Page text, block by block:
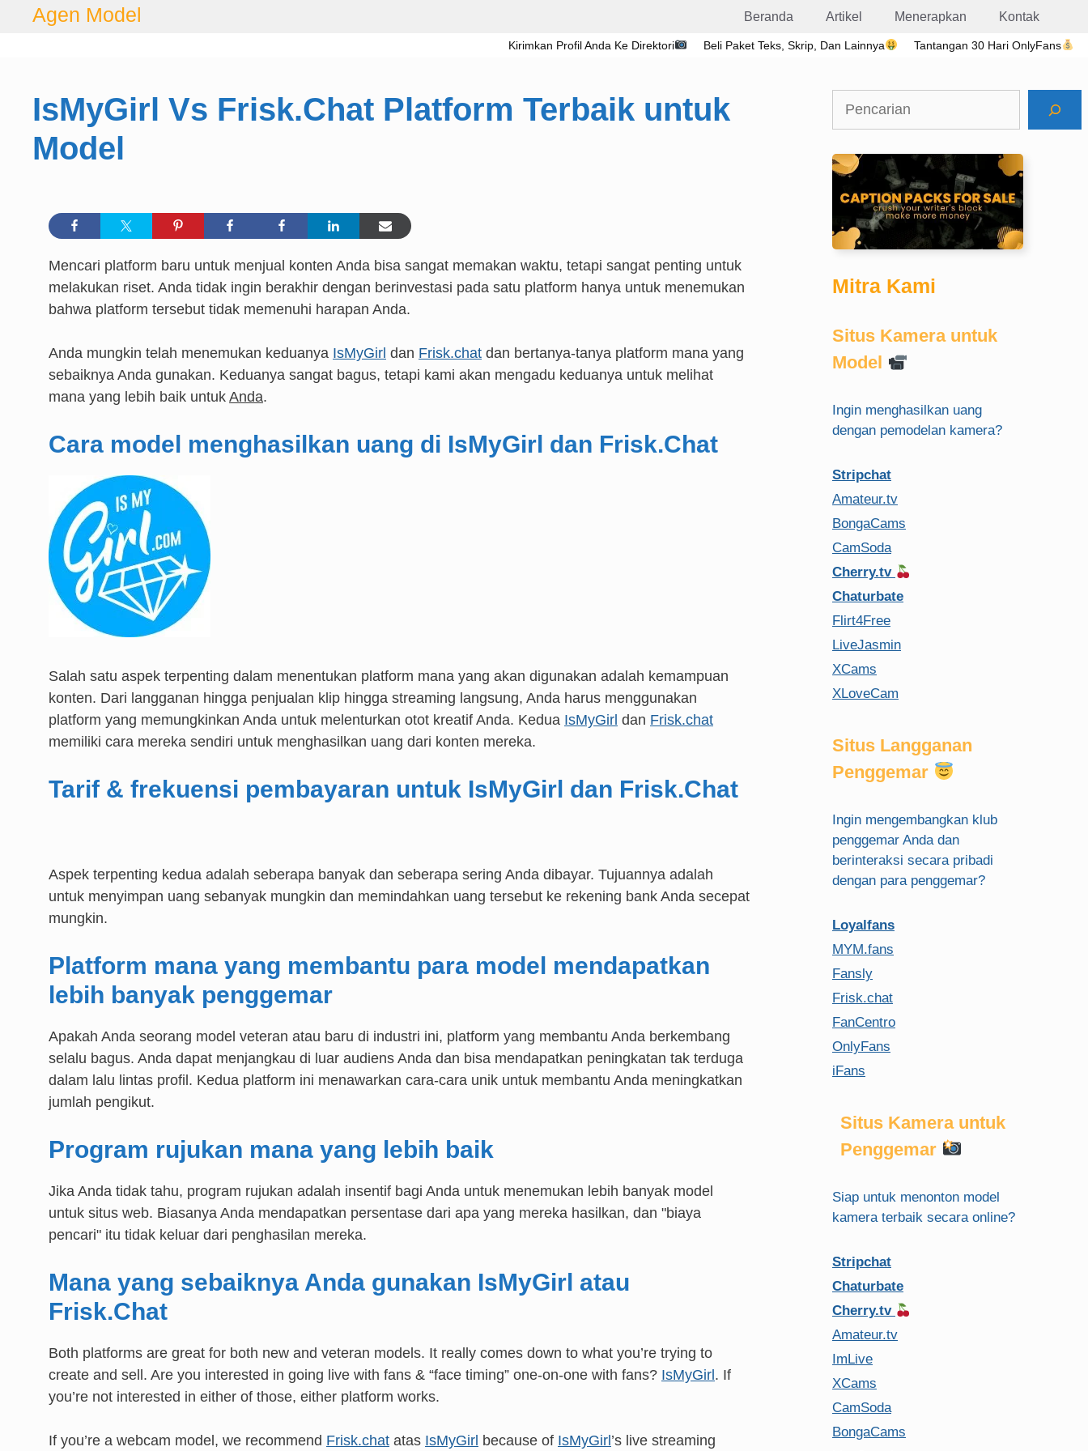
LangsungAgen Model Beranda Artikel Menerapkan Kontak
Kirimkan Profil Anda Ke Direktori Beli Paket Teks, Skrip, Dan Lainnya Tantangan 30 Hari OnlyFans
IsMyGirl Vs Frisk.Chat Platform Terbaik untuk
Model
Mencari platform baru untuk menjual konten Anda bisa sangat memakan waktu, tetapi sangat penting untuk
melakukan riset. Anda tidak ingin berakhir dengan berinvestasi pada satu platform hanya untuk menemukan
bahwa platform tersebut tidak memenuhi harapan Anda.
Anda mungkin telah menemukan keduanya IsMyGirl dan Frisk.chat dan bertanya-tanya platform mana yang
sebaiknya Anda gunakan. Keduanya sangat bagus, tetapi kami akan mengadu keduanya untuk melihat
mana yang lebih baik untuk Anda.
Cara model menghasilkan uang di IsMyGirl dan Frisk.Chat
Salah satu aspek terpenting dalam menentukan platform mana yang akan digunakan adalah kemampuan
konten. Dari langganan hingga penjualan klip hingga streaming langsung, Anda harus menggunakan
platform yang memungkinkan Anda untuk melenturkan otot kreatif Anda. Kedua IsMyGirl dan Frisk.chat
memiliki cara mereka sendiri untuk menghasilkan uang dari konten mereka.
Tarif & frekuensi pembayaran untuk IsMyGirl dan Frisk.Chat
Aspek terpenting kedua adalah seberapa banyak dan seberapa sering Anda dibayar. Tujuannya adalah
untuk menyimpan uang sebanyak mungkin dan memindahkan uang tersebut ke rekening bank Anda secepat
mungkin.
Platform mana yang membantu para model mendapatkan
lebih banyak penggemar
Apakah Anda seorang model veteran atau baru di industri ini, platform yang membantu Anda berkembang
selalu bagus. Anda dapat menjangkau di luar audiens Anda dan bisa mendapatkan peningkatan tak terduga
dalam lalu lintas profil. Kedua platform ini menawarkan cara-cara unik untuk membantu Anda meningkatkan
jumlah pengikut.
Program rujukan mana yang lebih baik
Jika Anda tidak tahu, program rujukan adalah insentif bagi Anda untuk menemukan lebih banyak model
untuk situs web. Biasanya Anda mendapatkan persentase dari apa yang mereka hasilkan, dan "biaya
pencari" itu tidak keluar dari penghasilan mereka.
Mana yang sebaiknya Anda gunakan IsMyGirl atau
Frisk.Chat
Both platforms are great for both new and veteran models. It really comes down to what you’re trying to
create and sell. Are you interested in going live with fans & “face timing” one-on-one with fans? IsMyGirl . If
you’re not interested in either of those, either platform works.
If you’re a webcam model, we recommend Frisk.chat atas IsMyGirl because of IsMyGirl ’s live streaming
Mitra Kami
Situs Kamera untuk
Model
Ingin menghasilkan uang
dengan pemodelan kamera?
Stripchat
Amateur.tv
BongaCams
CamSoda
Cherry.tv
Chaturbate
Flirt4Free
LiveJasmin
XCams
XLoveCam
Situs Langganan
Penggemar
Ingin mengembangkan klub
penggemar Anda dan
berinteraksi secara pribadi
dengan para penggemar?
Loyalfans
MYM.fans
Fansly
Frisk.chat
FanCentro
OnlyFans
iFans
Situs Kamera untuk
Penggemar
Siap untuk menonton model
kamera terbaik secara online?
Stripchat
Chaturbate
Cherry.tv
Amateur.tv
ImLive
XCams
CamSoda
BongaCams